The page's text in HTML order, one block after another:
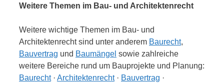
Weitere Themen im Bau- und Architektenrecht
Weitere wichtige Themen im Bau- und
Architektenrecht sind unter anderem Baurecht,
Bauvertrag und Baumängel sowie zahlreiche
weitere Bereiche rund um Bauprojekte und Planung:
Baurecht· Architektenrecht· Bauvertrag ·